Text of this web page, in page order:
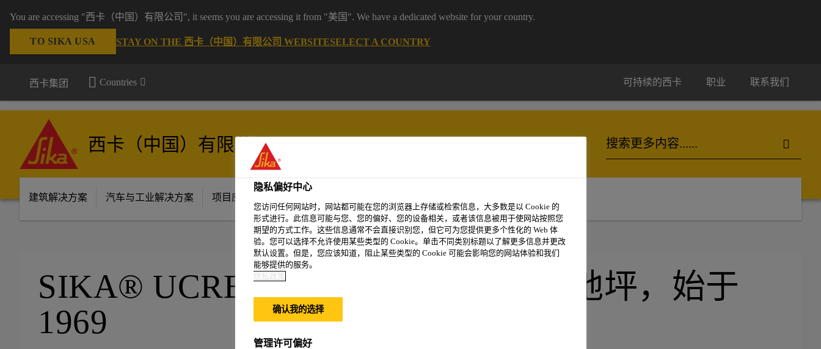
You are accessing "西卡（中国）有限公司", it seems you are accessing it from "美国". We have a dedicated website for your country.
TO SIKA USA STAY ON THE 西卡（中国）有限公司 WEBSITESELECT A COUNTRY
西卡集团 Countries 可持续的西卡 职业 联系我们
西卡（中国）有限公司
建筑解决方案 汽车与工业解决方案 项目应用场景
SIKA® UCRETE® -世界上最坚韧的地坪，始于
1969
隐私偏好中心
您访问任何网站时，网站都可能在您的浏览器上存储或检索信息，大多数是以 Cookie 的
形式进行。此信息可能与您、您的偏好、您的设备相关，或者该信息被用于使网站按照您
期望的方式工作。这些信息通常不会直接识别您，但它可为您提供更多个性化的 Web 体
验。您可以选择不允许使用某些类型的 Cookie。单击不同类别标题以了解更多信息并更改
默认设置。但是，您应该知道，阻止某些类型的 Cookie 可能会影响您的网站体验和我们
能够提供的服务。
隐私政策
确认我的选择
管理许可偏好